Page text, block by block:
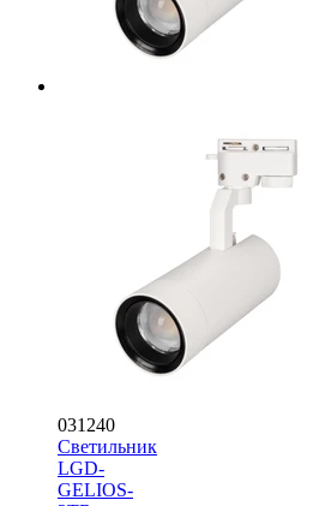
031240
Светильник
LGD-
GELIOS-